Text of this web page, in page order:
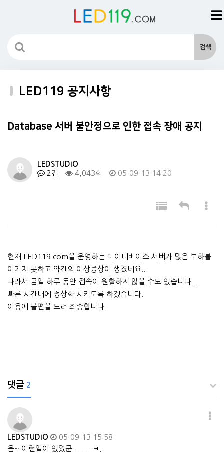
LED119 공지사항
Database 서버 불안정으로 인한 접속 장애 공지
LEDSTUDiO
2건
4,043회 05-09-13 14:20
현재 LED119.com을 운영하는 데이터베이스 서버가 많은 부하를
이기지 못하고 약간의 이상증상이 생겼네요..
따라서 금일 하루 동안 접속이 원할하지 않을 수도 있습니다...
빠른 시간내에 정상화 시키도록 하겠습니다.
이용에 불편을 드려 죄송합니다.
댓글 2
LEDSTUDiO
05-09-13 15:58
음~ 이런일이 있었군......... ㅋ,